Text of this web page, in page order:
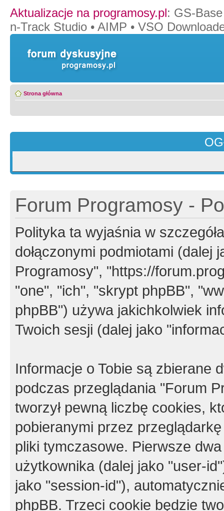
Aktualizacje na programosy.pl: GS-Base
n-Track Studio • AIMP • VSO
Strona główna
Forum Programosy -
Polityka ta wyjaśnia w
dołączonymi podmiotami (dalej
Programosy", "https://
"one", "ich", "skrypt phpBB",
phpBB") używa jakichkolwiek
Twoich sesji (dalej jako
Informacje o Tobie są zbierane
podczas przeglądania "Forum
tworzył pewną liczbę cookies,
pobieranymi przez
pliki tymczasowe. Pierwsze
użytkownika (dalej jako "user-
jako "session-id"),
phpBB. Trzeci cookie będzie